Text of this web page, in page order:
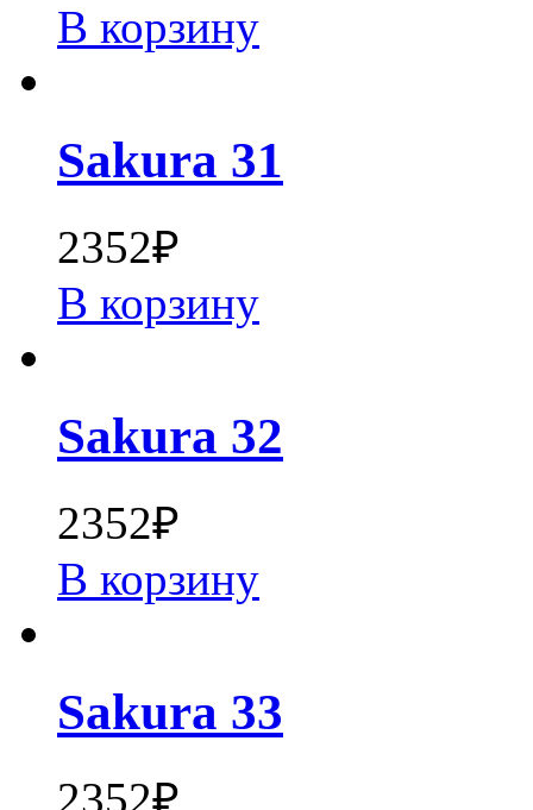
В корзину
Sakura 31
2352₽
В корзину
Sakura 32
2352₽
В корзину
Sakura 33
2352₽